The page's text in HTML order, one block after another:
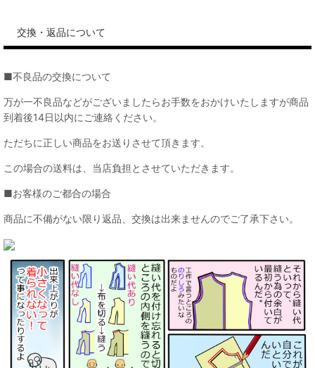
交換・返品について
■不良品の交換について
万が一不良品などがございましたらお手数をおかけいたしますが商品
到着後14日以内にご連絡ください。
ただちに正しい商品をお送りさせて頂きます。
この場合の送料は、当店負担とさせていただきます。
■お客様のご都合の場合
商品に不備がない限り返品、交換は出来ませんのでご了承下さい。